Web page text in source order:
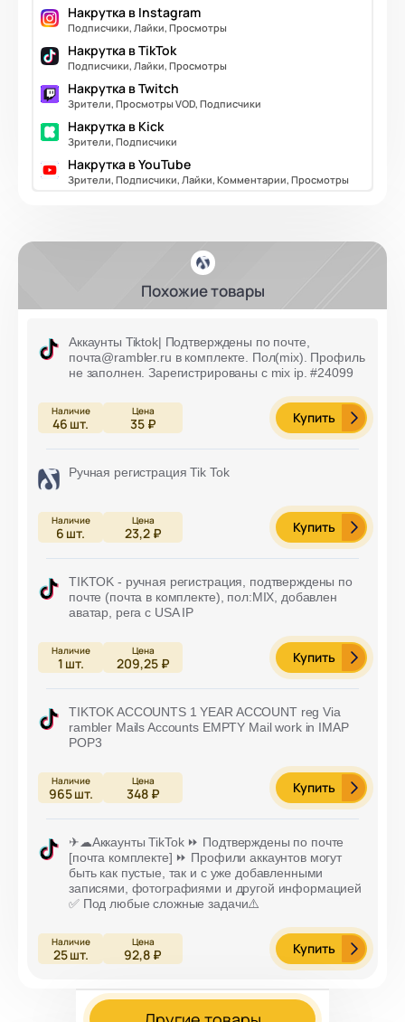
Накрутка в Instagram
Подписчики, Лайки, Просмотры
Накрутка в TikTok
Подписчики, Лайки, Просмотры
Накрутка в Twitch
Зрители, Просмотры VOD, Подписчики
Накрутка в Kick
Зрители, Подписчики
Накрутка в YouTube
Зрители, Подписчики, Лайки, Комментарии, Просмотры
Похожие товары
Аккаунты Tiktok| Подтверждены по почте,
почта@rambler.ru в комплекте. Пол(mix). Профиль
не заполнен. Зарегистрированы с mix ip. #24099
46 шт. 35 ₽ Купить
Ручная регистрация Tik Tok
6 шт. 23,2 ₽ Купить
TIKTOK - ручная регистрация, подтверждены по
почте (почта в комплекте), пол:MIX, добавлен
аватар, рега с USA IP
1 шт. 209,25 ₽ Купить
TIKTOK ACCOUNTS 1 YEAR ACCOUNT reg Via
rambler Mails Accounts EMPTY Mail work in IMAP
POP3
965шт. 348 ₽ Купить
✈☁Аккаунты TikTok ⏩ Подтверждены по почте
[почта комплекте] ⏩ Профили аккаунтов могут
быть как пустые, так и с уже добавленными
записями, фотографиями и другой информацией
✅ Под любые сложные задачи⚠️
25шт. 92,8 ₽ Купить